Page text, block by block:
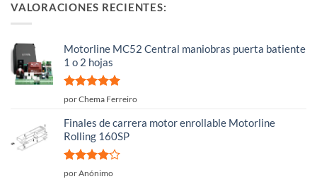
VALORACIONES RECIENTES:
Motorline MC52 Central maniobras puerta batiente
1 o 2 hojas
Valorado
por Chema Ferreiro
Finales de carrera motor enrollable Motorline
Rolling 160SP
Valorado
por Anónimo